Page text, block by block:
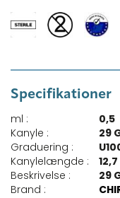
Specifikationer
ml :
0,5
Kanyle :
29
Graduering :
Kanylelængde :
Beskrivelse :
29
Brand :